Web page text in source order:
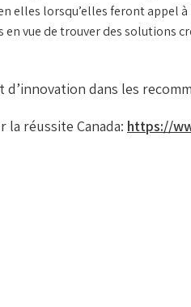
elles lorsqu’elles feront appel
vue de trouver des solutions
dans les
la réussite Canada: https://